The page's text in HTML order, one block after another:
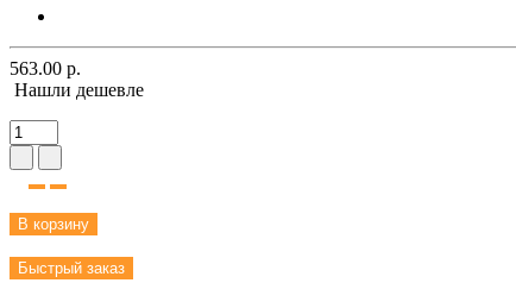
563.00 р.
Нашли дешевле
В корзину
Быстрый заказ